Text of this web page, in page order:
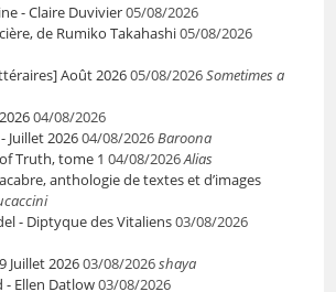
- Claire Duvivier05/08/2026
de Rumiko Takahashi05/08/2026
Août 202605/08/2026Sometimes a
04/08/2026
Juillet 202604/08/2026Baroona
Truth, tome 1 04/08/2026Alias
anthologie de textes et d’images
- Diptyque des Vitaliens03/08/2026
Juillet 202603/08/2026shaya
- Ellen Datlow03/08/2026